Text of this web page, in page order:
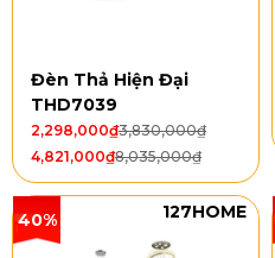
Đèn Thả Hiện Đại
THD7039
3,830,000₫
2,298,000₫
8,035,000₫
4,821,000₫
40% 127HOME